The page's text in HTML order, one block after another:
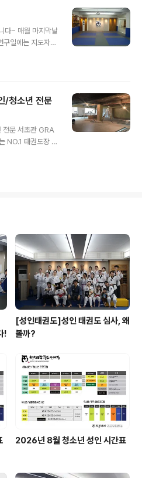
은 반대쪽으로 돌린 후 지그시 눌러줍
합니다~) - 양팔을 위로 올려 한 쪽 팔을
러줍니다! (왼쪽, 오른쪽 같은 방법으로
다~ 매월 마지막날
구일에는 지도자분
대청소를 하고
/청소년 전문
전문 서초관 GRA
NO.1 태권도장 무
모으고있습니다
!
[성인태권도]성인 태권도 심사, 왜
볼까?
2026년 8월 청소년 성인 시간표